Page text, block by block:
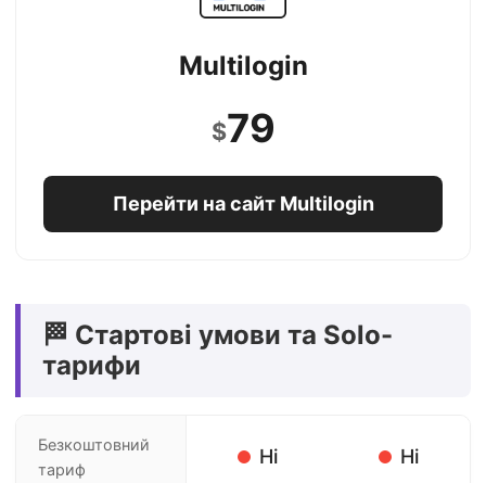
Multilogin
$79
Перейти на сайт Multilogin
🏁 Стартові умови та Solo-
тарифи
Безкоштовний
тариф
Ні Ні